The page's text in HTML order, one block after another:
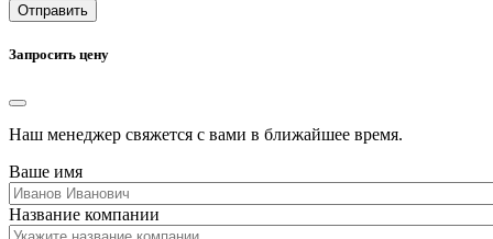
Отправить
Запросить цену
Наш менеджер свяжется с вами в ближайшее время.
Ваше имя
Название компании